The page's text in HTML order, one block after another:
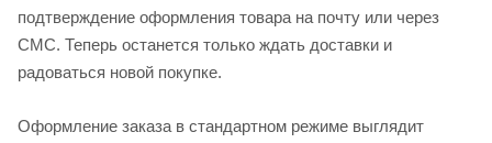
подтверждение оформления товара на почту или через
СМС. Теперь останется только ждать доставки и
радоваться новой покупке.
Оформление заказа в стандартном режиме выглядит